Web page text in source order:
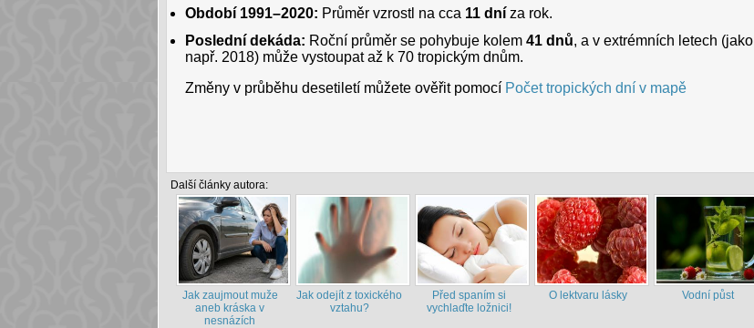
Období 1991–2020: Průměr vzrostl na cca 11 dníza rok.
Poslední dekáda: Roční průměr se pohybuje kolem 41 dnů, a v extrémních letech (jako
např. 2018) může vystoupat až k 70 tropickým dnům.
Změny v průběhu desetiletí můžete ověřit pomocí Počet tropických dní v mapě
Další články autora:
Jak zaujmout muže
aneb kráska v
nesnázích
Jak odejít z toxického
vztahu?
Před spaním si
vychlaďte ložnici!
O lektvaru lásky Vodní půst